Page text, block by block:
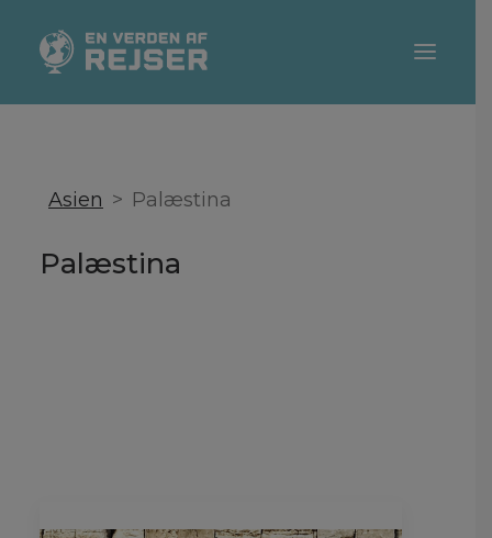
REJSETIPS
REJSEBLOGGERE
Asien Palæstina
Palæstina